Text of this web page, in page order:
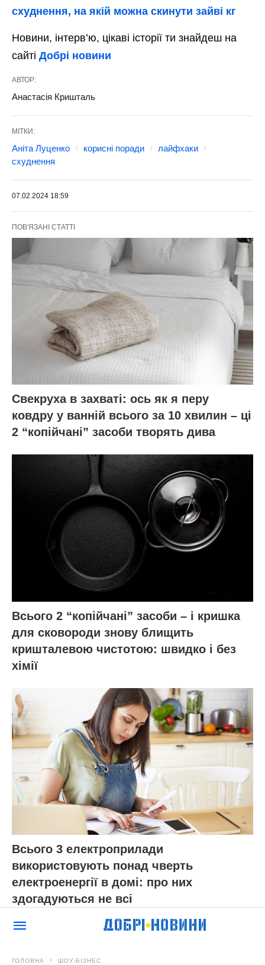
схуднення, на якій можна скинути зайві кг
Новини, інтерв’ю, цікаві історії ти знайдеш на
сайті Добрі новини
АВТОР:
Анастасія Кришталь
МІТКИ:
Аніта Луценко корисні поради
лайфхаки
схуднення
07.02.2024 18:59
ПОВ'ЯЗАНІ СТАТТІ
Свекруха в захваті: ось як я перу
ковдру у ванній всього за 10 хвилин – ці
2 “копійчані” засоби творять дива
Всього 2 “копійчані” засоби – і кришка
для сковороди знову блищить
кришталевою чистотою: швидко і без
хімії
Всього 3 електроприлади
використовують понад чверть
електроенергії в домі: про них
здогадуються не всі